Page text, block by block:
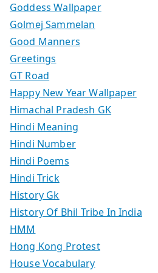
Goddess Wallpaper
Golmej Sammelan
Good Manners
Greetings
GT Road
Happy New Year Wallpaper
Himachal Pradesh GK
Hindi Meaning
Hindi Number
Hindi Poems
Hindi Trick
History Gk
History Of Bhil Tribe In India
HMM
Hong Kong Protest
House Vocabulary